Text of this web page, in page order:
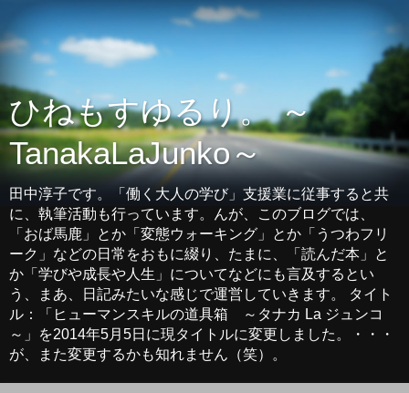
ひねもすゆるり。 ～
TanakaLaJunko～
田中淳子です。「働く大人の学び」支援業に従事すると共
に、執筆活動も行っています。んが、このブログでは、
「おば馬鹿」とか「変態ウォーキング」とか「うつわフリ
ーク」などの日常をおもに綴り、たまに、「読んだ本」と
か「学びや成長や人生」についてなどにも言及するとい
う、まあ、日記みたいな感じで運営していきます。 タイト
ル：「ヒューマンスキルの道具箱 ～タナカ La ジュンコ
～」を2014年5月5日に現タイトルに変更しました。・・・
が、また変更するかも知れません（笑）。